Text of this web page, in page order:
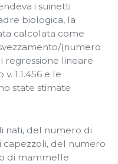
i suinetti
biologica, la
calcolata come
(numero
regressione lineare
1.1.456 e le
state stimate
nati, del numero di
capezzoli, del numero
di mammelle